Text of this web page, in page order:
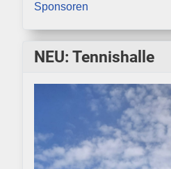
Sponsoren
NEU: Tennishalle